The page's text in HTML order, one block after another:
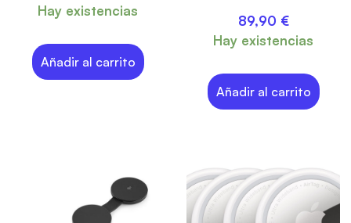
Hay existencias
Añadir al carrito
89,90 €
Hay existencias
Añadir al carrito